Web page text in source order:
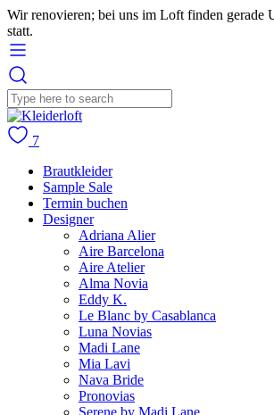
Wir renovieren; bei uns im Loft finden gerade
statt.
7
Brautkleider
Sample Sale
Termin buchen
Designer
Adriana Alier
Aire Barcelona
Aire Atelier
Alma Novia
Eddy K.
Le Blanc by Casablanca
Luna Novias
Madi Lane
Mia Lavi
Nava Bride
Pronovias
Serene by Madi Lane